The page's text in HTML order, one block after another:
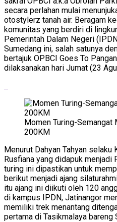
secara perlahan mulai
otostylerz tanah air. Beragam
komunitas yang berdiri di
Pemerintah Dalam Negeri
Sumedang ini, salah satunya
bertajuk OPBCI Goes To
dilaksanakan hari Jumat (23
Momen Turing-
200KM
Menurut Dahyan Tahyan selaku
Rusfiana yang didapuk menjadi
turing ini dipastikan untuk
berikut menjadi ajang
itu ajang ini diikuti oleh 120
di kampus IPDN, Jatinangor
memiliki trek menantang
pertama di Tasikmalaya bareng